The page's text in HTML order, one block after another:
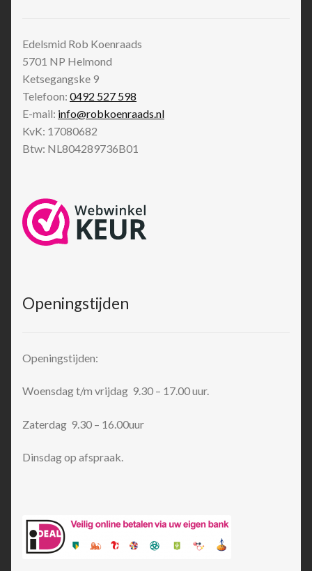
Edelsmid Rob Koenraads
5701 NP Helmond
Ketsegangske 9
Telefoon: 0492 527 598
E-mail: info@robkoenraads.nl
KvK: 17080682
Btw: NL804289736B01
Openingstijden
Openingstijden:
Woensdag t/m vrijdag 9.30 – 17.00 uur.
Zaterdag 9.30 – 16.00uur
Dinsdag op afspraak.